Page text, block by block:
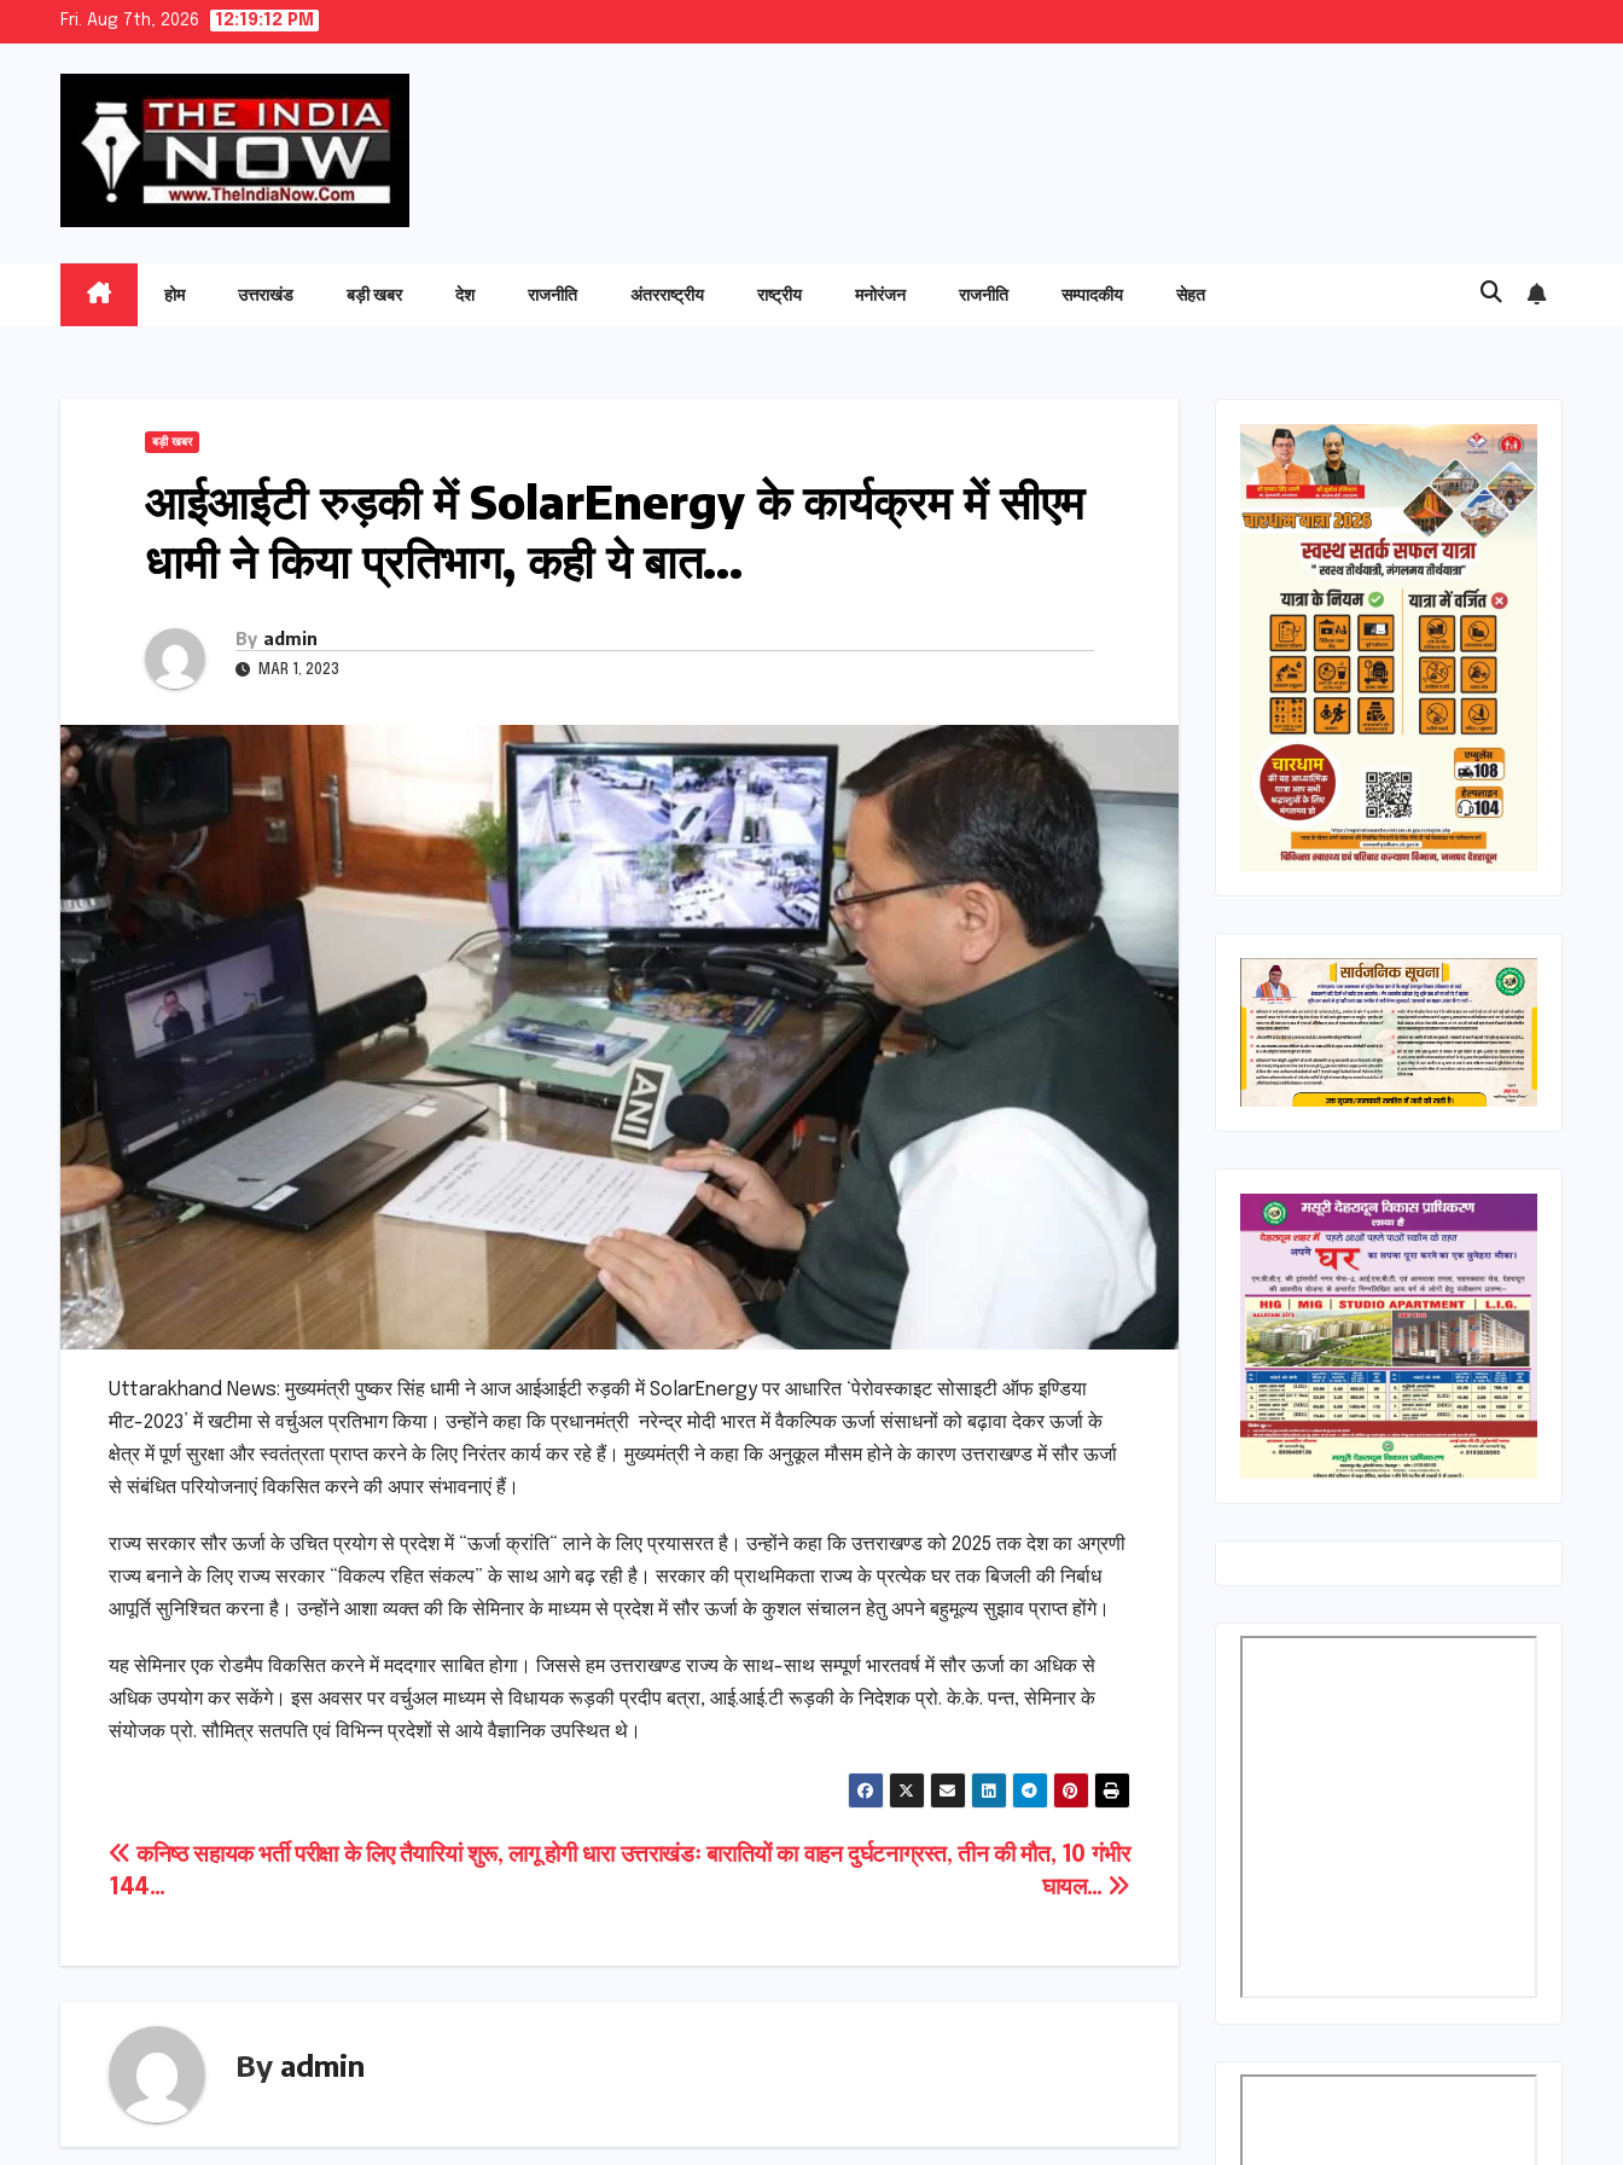
Fri. Aug 7th, 2026 12:19:13 PM
होम उत्तराखंड बड़ी खबर देश राजनीति अंतरराष्ट्रीय राष्ट्रीय मनोरंजन राजनीति सम्पादकीय सेहत
बड़ी खबर
आईआईटी रुड़की में SolarEnergy के कार्यक्रम में सीएम
धामी ने किया प्रतिभाग, कही ये बात…
By admin
MAR 1, 2023
Uttarakhand News: मुख्यमंत्री पुष्कर सिंह धामी ने आज आईआईटी रुड़की में SolarEnergy पर आधारित ‘पेरोवस्काइट सोसाइटी ऑफ इण्डिया
मीट-2023’ में खटीमा से वर्चुअल प्रतिभाग किया। उन्होंने कहा क‍ि प्रधानमंत्री नरेन्द्र मोदी भारत में वैकल्पिक ऊर्जा संसाधनों को बढ़ावा देकर ऊर्जा के
क्षेत्र में पूर्ण सुरक्षा और स्वतंत्रता प्राप्त करने के लिए निरंतर कार्य कर रहे हैं। मुख्यमंत्री ने कहा कि अनुकूल मौसम होने के कारण उत्तराखण्ड में सौर ऊर्जा
से संबंधित परियोजनाएं विकसित करने की अपार संभावनाएं हैं।
राज्य सरकार सौर ऊर्जा के उचित प्रयोग से प्रदेश में “ऊर्जा क्रांति“ लाने के लिए प्रयासरत है। उन्होंने कहा कि उत्तराखण्ड को 2025 तक देश का अग्रणी
राज्य बनाने के लिए राज्य सरकार “विकल्प रहित संकल्प” के साथ आगे बढ़ रही है। सरकार की प्राथमिकता राज्य के प्रत्येक घर तक बिजली की निर्बाध
आपूर्ति सुनिश्चित करना है। उन्होंने आशा व्यक्त की कि सेमिनार के माध्यम से प्रदेश में सौर ऊर्जा के कुशल संचालन हेतु अपने बहुमूल्य सुझाव प्राप्त होंगे।
यह सेमिनार एक रोडमैप विकसित करने में मददगार साबित होगा। जिससे हम उत्तराखण्ड राज्य के साथ-साथ सम्पूर्ण भारतवर्ष में सौर ऊर्जा का अधिक से
अधिक उपयोग कर सकेंगे। इस अवसर पर वर्चुअल माध्यम से विधायक रूड़की प्रदीप बत्रा, आई.आई.टी रूड़की के निदेशक प्रो. के.के. पन्त, सेमिनार के
संयोजक प्रो. सौमित्र सतपति एवं विभिन्न प्रदेशों से आये वैज्ञानिक उपस्थित थे।
Post
उत्तराखंडः बारातियों का वाहन दुर्घटनाग्रस्त, तीन की मौत, 10 गंभीर
घायल…
कनिष्ठ सहायक भर्ती परीक्षा के लिए तैयारियां शुरू, लागू होगी धारा
144…
By admin